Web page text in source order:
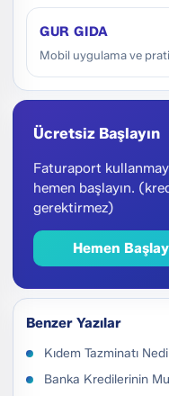
GUR GIDA
Mobil uygulama ve
Ücretsiz Başlayın
Faturaport
hemen başlayın.
gerektirmez)
Hemen
Benzer Yazılar
Kıdem Tazminatı
Banka Kredilerinin